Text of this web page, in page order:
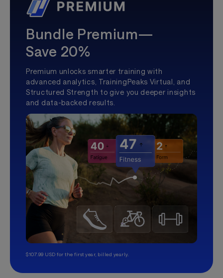
Bundle Premium—
Save 20%
Premium unlocks smarter training with
advanced analytics, TrainingPeaks Virtual, and
Structured Strength to give you deeper insights
and data-backed results.
$107.99 USD for the first year, billed yearly.